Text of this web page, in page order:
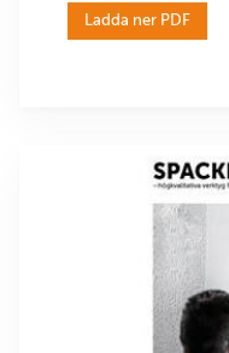
Ladda ner PDF